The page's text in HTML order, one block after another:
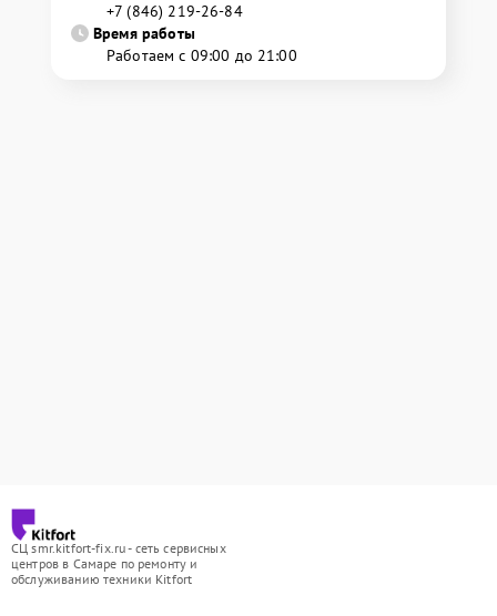
+7 (846) 219-26-84
Время работы
Работаем с 09:00 до 21:00
СЦ smr.kitfort-fix.ru - сеть сервисных
центров в Самаре по ремонту и
обслуживанию техники Kitfort